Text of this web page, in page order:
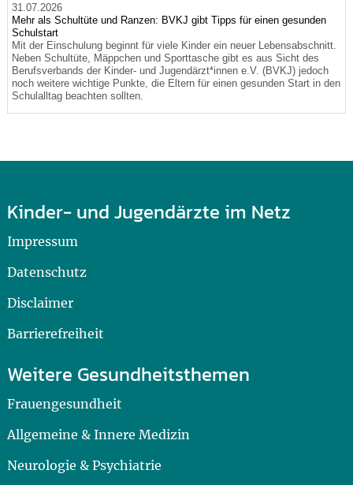
31.07.2026
Mehr als Schultüte und Ranzen: BVKJ gibt Tipps für einen gesunden
Schulstart
Mit der Einschulung beginnt für viele Kinder ein neuer Lebensabschnitt.
Neben Schultüte, Mäppchen und Sporttasche gibt es aus Sicht des
Berufsverbands der Kinder- und Jugendärzt*innen e.V. (BVKJ) jedoch
noch weitere wichtige Punkte, die Eltern für einen gesunden Start in den
Schulalltag beachten sollten.
Kinder- und Jugendärzte im Netz
Impressum
Datenschutz
Disclaimer
Barrierefreiheit
Weitere Gesundheitsthemen
Frauengesundheit
Allgemeine & Innere Medizin
Neurologie & Psychiatrie